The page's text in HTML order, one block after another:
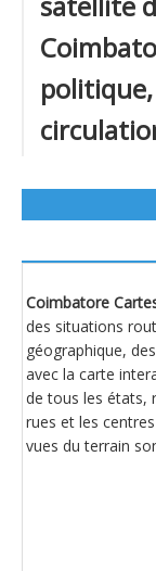
Coimbatore
des situations
géographique,
avec la carte
de tous les états,
rues et les
vues du terrain